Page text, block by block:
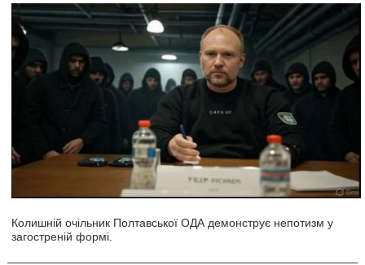
Колишній очільник Полтавської ОДА демонструє непотизм у
загостреній формі.